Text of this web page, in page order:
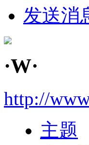
发送消
·W·
http://
主题